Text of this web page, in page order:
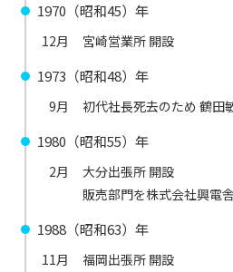
1970（昭和45）年
12月 宮崎営業所 開設
1973（昭和48）年
9月 初代社長死去のため 鶴田
1980（昭和55）年
2月
大分出張所 開設
販売部門を株式会社興電
1988（昭和63）年
11月 福岡出張所 開設